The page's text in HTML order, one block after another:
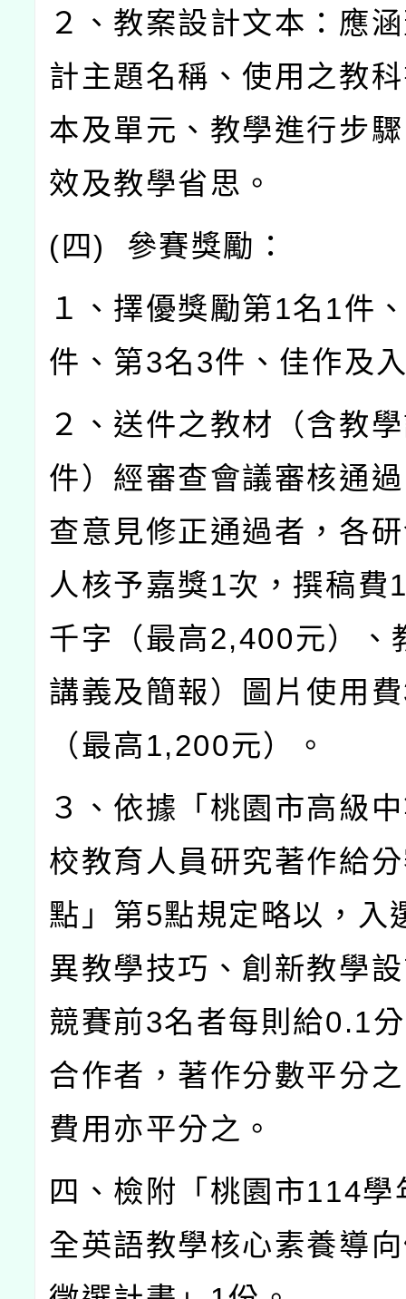
２、教案設計文本：應
計主題名稱、使用之教
本及單元、教學進行步
效及教學省思。
( 四) 參賽獎勵：
１、擇優獎勵第1名 1件
件、第3名3件、佳作及
２、送件之教材（含教
件）經審查會議審核通
查意見修正通過者，各
人核予嘉獎1次，撰稿費
千字（最高2,400元）、
講義及簡報）圖片使用費
（最高1,200元）。
３、依據「桃園市高級
校教育人員研究著作給
點」第5點規定略以，入
異教學技巧、創新教學
競賽前3名者每則給0.1
合作者，著作分數平分
費用亦平分之。
四、檢附「桃園市114學
全英語教學核心素養導